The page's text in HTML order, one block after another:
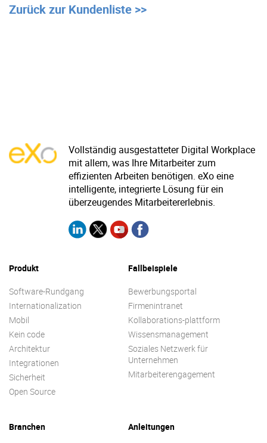
Zurück zur Kundenliste >>
Vollständig ausgestatteter Digital Workplace
mit allem, was Ihre Mitarbeiter zum
effizienten Arbeiten benötigen. eXo eine
intelligente, integrierte Lösung für ein
überzeugendes Mitarbeitererlebnis.
Produkt
Software-Rundgang
Internationalization
Mobil
Kein code
Architektur
Integrationen
Sicherheit
Open Source
Fallbeispiele
Bewerbungsportal
Firmenintranet
Kollaborations-plattform
Wissensmanagement
Soziales Netzwerk für
Unternehmen
Mitarbeiterengagement
Branchen Anleitungen